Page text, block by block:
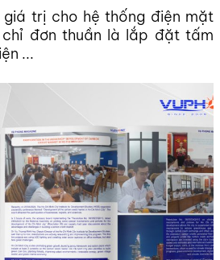
trị cho hệ thống điện mặt
đơn thuần là lắp đặt tấm
...